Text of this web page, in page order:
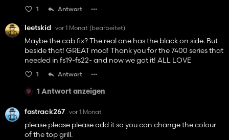
si vous avez des mod de chargeur mx bien ( avec les flexible
1 Antwort
leetskid vor 1 Monat (bearbeitet)
Maybe the cab fix? The real one has the black on side. But
beside that! GREAT mod! Thank you for the 7400 series that
needed in fs19-fs22- and now we got it! ALL LOVE
1 Antwort
1 Antwort anzeigen
fastrack267 vor 1 Monat
please please please add it so you can change the colour
of the top grill.